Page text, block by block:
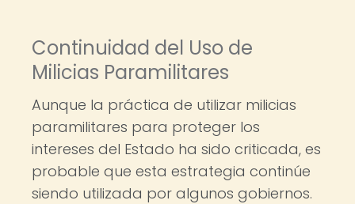
Continuidad del Uso de
Milicias Paramilitares
Aunque la práctica de utilizar milicias
paramilitares para proteger los
intereses del Estado ha sido criticada, es
probable que esta estrategia continúe
siendo utilizada por algunos gobiernos.